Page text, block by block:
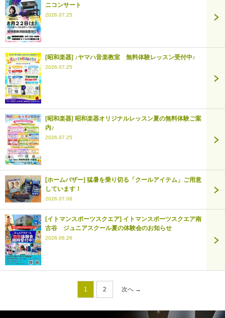
ニコンサート
2026.07.25
[昭和楽器] ♪ヤマハ音楽教室 無料体験レッスン受付中♪
2026.07.25
[昭和楽器] 昭和楽器オリジナルレッスン夏の無料体験ご案
内♪
2026.07.25
[ホームバザー] 猛暑を乗り切る「クールアイテム」ご用意
しています！
2026.07.06
[イトマンスポーツスクエア] イトマンスポーツスクエア南
古谷 ジュニアスクール夏の体験会のお知らせ
2026.06.26
1 2 次へ →